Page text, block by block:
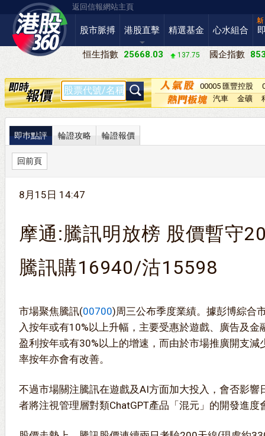
返回信報網站主頁
股市脈搏 港股直擊 精選基金 心水組合
恒生指數 25668.03 137.75 國企指數
00005 匯豐控股
汽車 金礦
即巿點評 輪證攻略 輪證報價
回前頁
8月15日 14:47
摩通:騰訊明放榜 股價暫守
騰訊購16940/沽15598
市場聚焦騰訊(00700)周三公布季度業績。據彭博綜合
入按年或有10%以上升幅，主要受惠於遊戲、廣告及金
盈利按年或有30%以上的增速，而由於市場推廣開支減
率按年亦會有改善。
不過市場關注騰訊在遊戲及AI方面加大投入，會否影響
者將注視管理層對類ChatGPT產品「混元」的開發進度